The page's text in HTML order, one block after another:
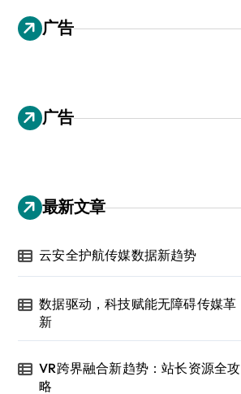
广告
广告
最新文章
云安全护航传媒数据新趋势
数据驱动，科技赋能无障碍传媒革
新
VR跨界融合新趋势：站长资源全攻
略